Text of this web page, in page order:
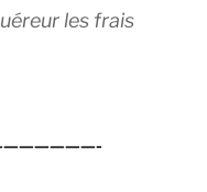
les frais